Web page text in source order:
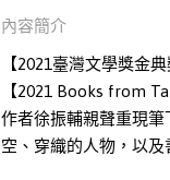
內容簡介
【2021臺灣文學獎金
【2021 Books from
作者徐振輔親聲重現
空、穿織的人物，以